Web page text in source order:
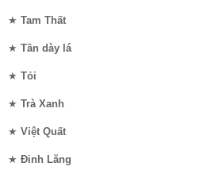
★ Tam Thất
★ Tần dày lá
★ Tỏi
★ Trà Xanh
★ Việt Quất
★ Đinh Lăng